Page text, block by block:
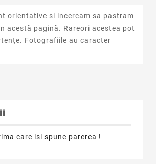
orientative si incercam sa pastram
acestă pagină. Rareori acestea pot
Fotografiile au caracter
care isi spune parerea !